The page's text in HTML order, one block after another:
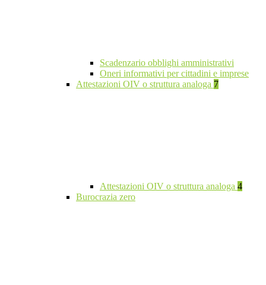
Scadenzario obblighi amministrativi
Oneri informativi per cittadini e imprese
Attestazioni OIV o struttura analoga 7
Attestazioni OIV o struttura analoga 4
Burocrazia zero